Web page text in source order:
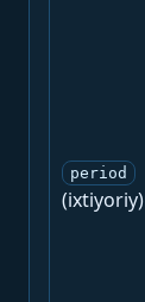
period
(ixtiyoriy)